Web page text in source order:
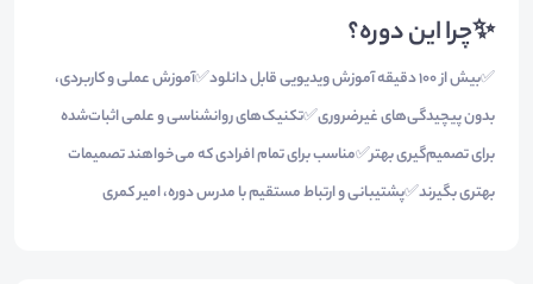
✨چرا این دوره؟
✅بیش از 100 دقیقه آموزش ویدیویی قابل دانلود ✅آموزش عملی و کاربردی،
بدون پیچیدگی‌های غیرضروری✅تکنیک‌های روانشناسی و علمی اثبات‌شده
برای تصمیم‌گیری بهتر✅مناسب برای تمام افرادی که می‌خواهند تصمیمات
بهتری بگیرند✅پشتیبانی و ارتباط مستقیم با مدرس دوره، امیر کمری